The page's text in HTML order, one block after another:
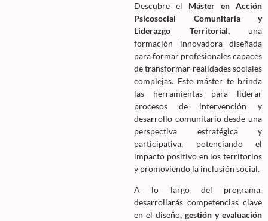
Descubre el Máster en Acción
Psicosocial Comunitaria y
Liderazgo Territorial,una
formación innovadora diseñada
para formar profesionales capaces
de transformar realidades sociales
complejas. Este máster te brinda
las herramientas para liderar
procesos de intervención y
desarrollo comunitario desde una
perspectiva estratégica y
participativa, potenciando el
impacto positivo en los territorios
y promoviendo la inclusión social.
A lo largo del programa,
desarrollarás competencias clave
en el diseño, gestión y evaluación